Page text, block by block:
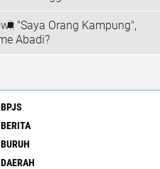
"Saya Orang Kampung",
Abadi?
BPJS
BERITA
BURUH
DAERAH